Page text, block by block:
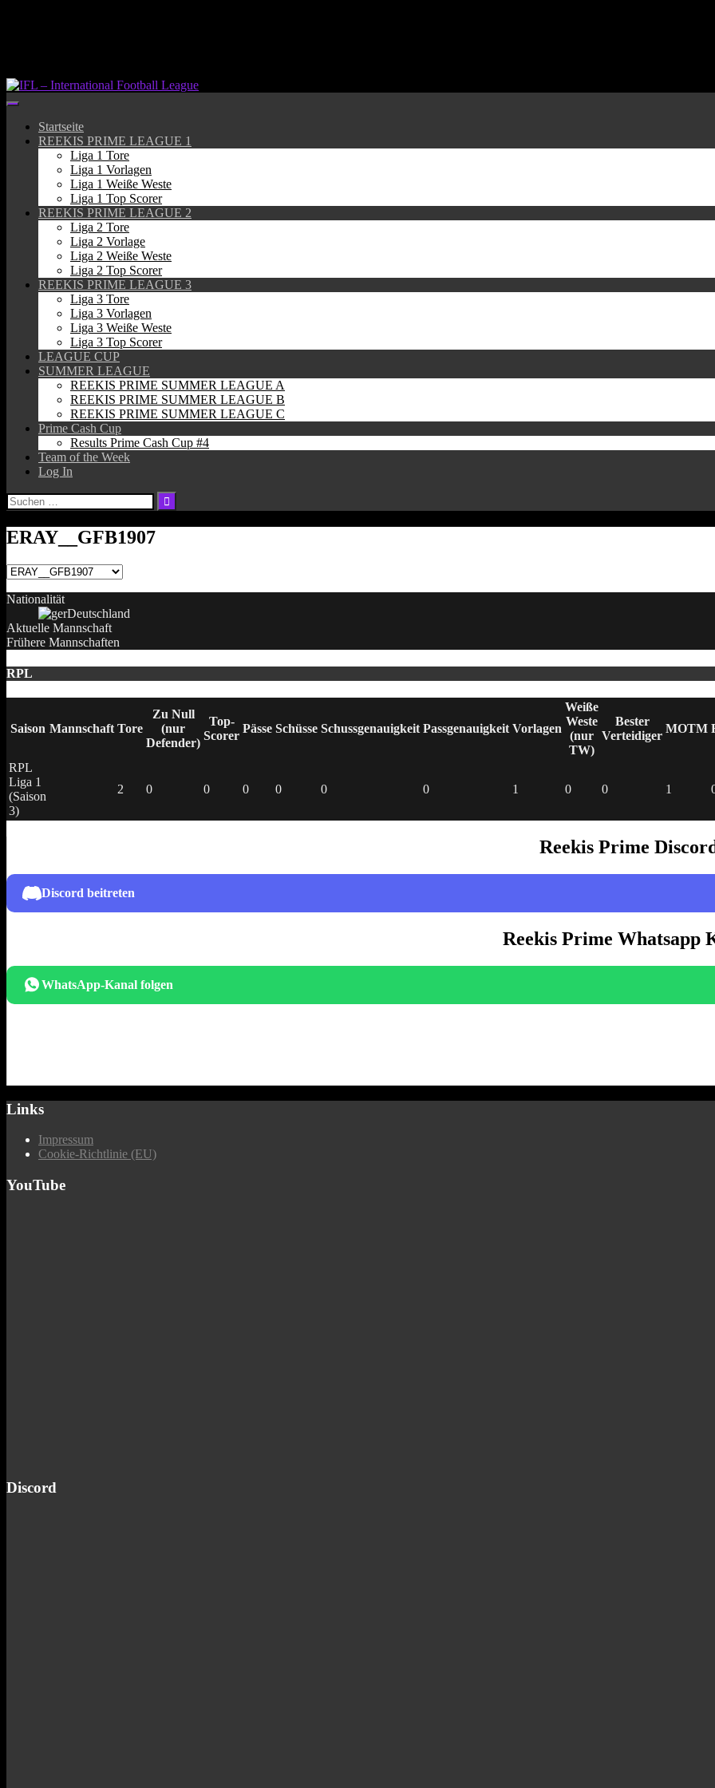
Startseite
REEKIS PRIME LEAGUE 1
Liga 1 Tore
Liga 1 Vorlagen
Liga 1 Weiße Weste
Liga 1 Top Scorer
REEKIS PRIME LEAGUE 2
Liga 2 Tore
Liga 2 Vorlage
Liga 2 Weiße Weste
Liga 2 Top Scorer
REEKIS PRIME LEAGUE 3
Liga 3 Tore
Liga 3 Vorlagen
Liga 3 Weiße Weste
Liga 3 Top Scorer
LEAGUE CUP
SUMMER LEAGUE
REEKIS PRIME SUMMER LEAGUE A
REEKIS PRIME SUMMER LEAGUE B
REEKIS PRIME SUMMER LEAGUE C
Prime Cash Cup
Results Prime Cash Cup #4
Team of the Week
Log In
Suchen
nach:
ERAY__GFB1907
Nationalität
Deutschland
Aktuelle Mannschaft
Frühere Mannschaften
RPL
Saison Mannschaft Tore
Zu Null
(nur
Defender)
Top-
Scorer
Pässe Schüsse Schussgenauigkeit Passgenauigkeit Vorlagen
Weiße
Weste
(nur
TW)
Bester
Verteidiger
MOTM
RPL
Liga 1
(Saison
3)
2 0 0 0 0 0 0 1 0 0 1
Reekis Prime
Discord beitreten
Reekis Prime Whatsapp
WhatsApp-Kanal folgen
Links
Impressum
Cookie-Richtlinie (EU)
YouTube
Discord